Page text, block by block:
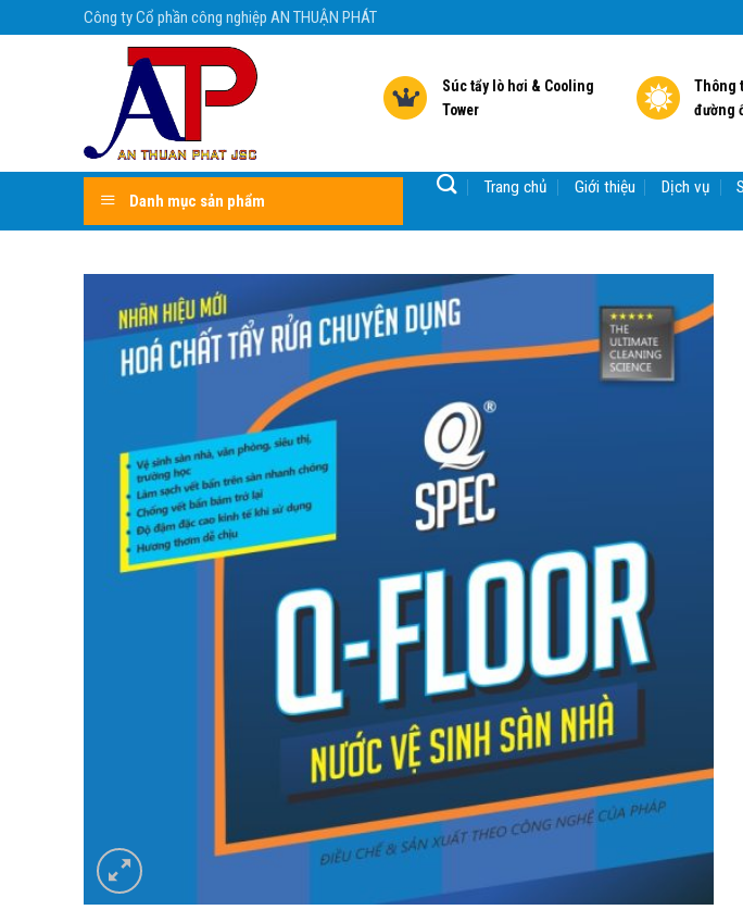
Công ty Cổ phần công nghiệp AN THUẬN PHÁT
Súc tẩy lò hơi & Cooling
Tower
Thông
đường
Danh mục sản phẩm
Trang chủ Giới thiệu Dịch vụ